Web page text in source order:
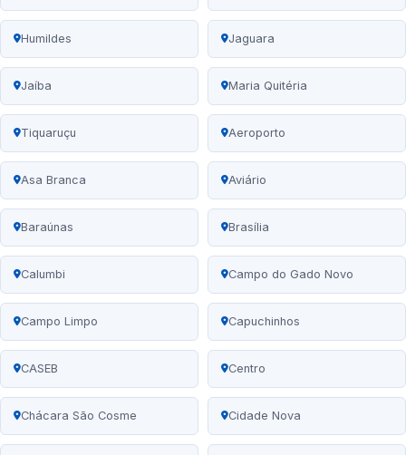
Humildes Jaguara
Jaíba Maria Quitéria
Tiquaruçu Aeroporto
Asa Branca Aviário
Baraúnas Brasília
Calumbi Campo do Gado Novo
Campo Limpo Capuchinhos
CASEB Centro
Chácara São Cosme Cidade Nova